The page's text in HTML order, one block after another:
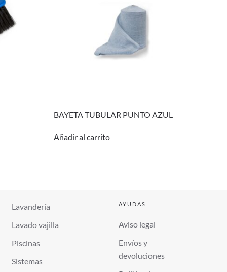
BAYETA TUBULAR PUNTO AZUL
Añadir al carrito
Lavandería
Lavado vajilla
Piscinas
Sistemas
AYUDAS
Aviso legal
Envíos y
devoluciones